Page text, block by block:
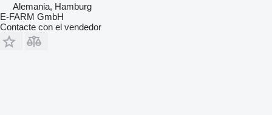
Alemania, Hamburg
E-FARM GmbH
Contacte con el vendedor